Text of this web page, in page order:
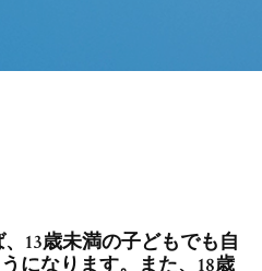
13歳未満の子どもでも自
になります。また、18歳